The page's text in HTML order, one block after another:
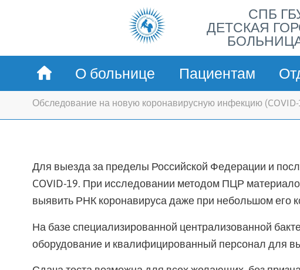
СПБ
ДЕТСКАЯ
О больнице Пациентам
Обследование на новую коронавирусную инфекцию
Для выезда за пределы Российской Федерации и
COVID-19. При исследовании методом ПЦР
выявить РНК коронавируса даже при небольшом его
На базе специализированной централизованной
оборудование и квалифицированный персонал для